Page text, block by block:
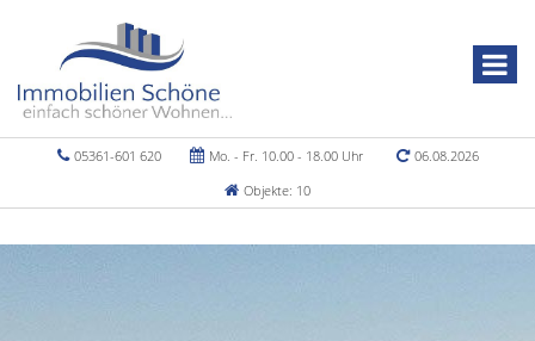
05361-601 620 Mo. - Fr. 10.00 - 18.00 Uhr
06.08.2026
Objekte: 10